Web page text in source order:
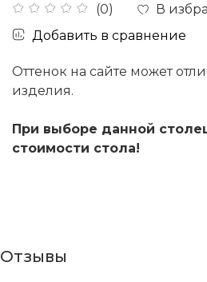
(0)
В
Добавить в сравнение
Оттенок на сайте может
изделия.
При выборе данной
стоимости стола!
Отзывы